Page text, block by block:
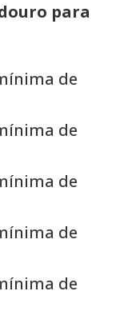
para
de
de
de
de
de